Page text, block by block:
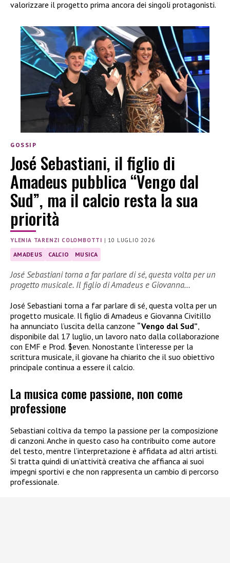
valorizzare il progetto prima ancora dei singoli protagonisti.
GOSSIP
José Sebastiani, il figlio di
Amadeus pubblica “Vengo dal
Sud”, ma il calcio resta la sua
priorità
YLENIA TARENZI COLOMBOTTI | 10 LUGLIO 2026
AMADEUS CALCIO MUSICA
José Sebastiani torna a far parlare di sé, questa volta per un
progetto musicale. Il figlio di Amadeus e Giovanna…
José Sebastiani torna a far parlare di sé, questa volta per un
progetto musicale. Il figlio di Amadeus e Giovanna Civitillo
ha annunciato l’uscita della canzone “Vengo dal Sud”,
disponibile dal 17 luglio, un lavoro nato dalla collaborazione
con EMF e Prod. $even. Nonostante l’interesse per la
scrittura musicale, il giovane ha chiarito che il suo obiettivo
principale continua a essere il calcio.
La musica come passione, non come
professione
Sebastiani coltiva da tempo la passione per la composizione
di canzoni. Anche in questo caso ha contribuito come autore
del testo, mentre l’interpretazione è affidata ad altri artisti.
Si tratta quindi di un’attività creativa che affianca ai suoi
impegni sportivi e che non rappresenta un cambio di percorso
professionale.